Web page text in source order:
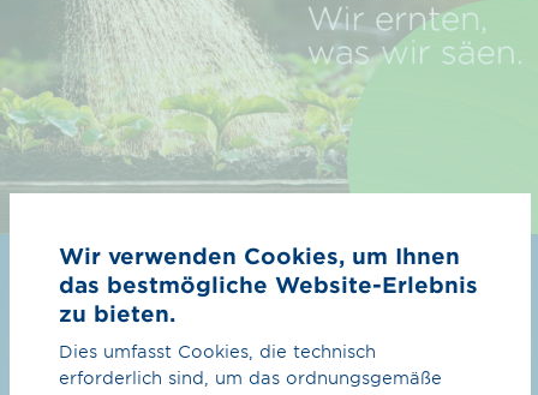
Nachhaltig relevant!
Unser Nachhaltigkeitsreport für das Jahr 2024
Wir verwenden Cookies, um Ihnen
das bestmögliche Website-Erlebnis
zu bieten.
Dies umfasst Cookies, die technisch
erforderlich sind, um das ordnungsgemäße